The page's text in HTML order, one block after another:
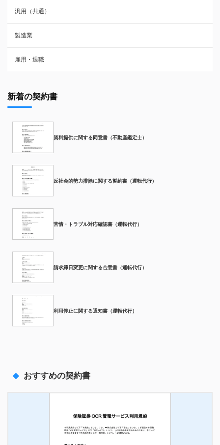
汎用（共通）
製造業
雇用・退職
新着の契約書
資料提供に関する同意書（不動産鑑定士）
反社会的勢力排除に関する誓約書（運転代行）
苦情・トラブル対応確認書（運転代行）
請求締日変更に関する合意書（運転代行）
利用停止に関する通知書（運転代行）
おすすめの契約書